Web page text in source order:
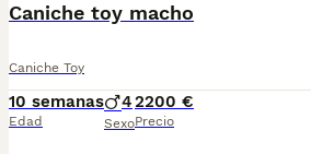
Caniche toy macho
Caniche Toy
10 semanas
Edad
4
Sexo
2200 €
Precio